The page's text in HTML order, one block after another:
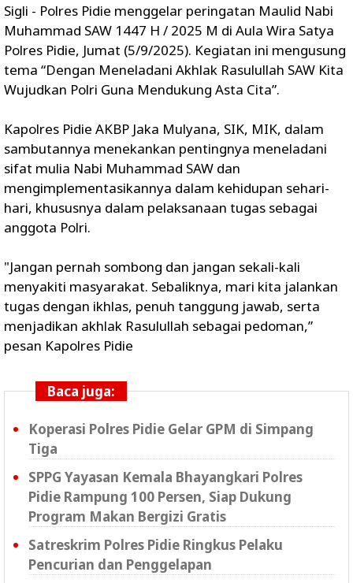
Sigli - Polres Pidie menggelar peringatan Maulid Nabi
Muhammad SAW 1447 H / 2025 M di Aula Wira Satya
Polres Pidie, Jumat (5/9/2025). Kegiatan ini mengusung
tema “Dengan Meneladani Akhlak Rasulullah SAW Kita
Wujudkan Polri Guna Mendukung Asta Cita”.
Kapolres Pidie AKBP Jaka Mulyana, SIK, MIK, dalam
sambutannya menekankan pentingnya meneladani
sifat mulia Nabi Muhammad SAW dan
mengimplementasikannya dalam kehidupan sehari-
hari, khususnya dalam pelaksanaan tugas sebagai
anggota Polri.
"Jangan pernah sombong dan jangan sekali-kali
menyakiti masyarakat. Sebaliknya, mari kita jalankan
tugas dengan ikhlas, penuh tanggung jawab, serta
menjadikan akhlak Rasulullah sebagai pedoman,”
pesan Kapolres Pidie
Baca juga:
Koperasi Polres Pidie Gelar GPM di Simpang
Tiga
SPPG Yayasan Kemala Bhayangkari Polres
Pidie Rampung 100 Persen, Siap Dukung
Program Makan Bergizi Gratis
Satreskrim Polres Pidie Ringkus Pelaku
Pencurian dan Penggelapan